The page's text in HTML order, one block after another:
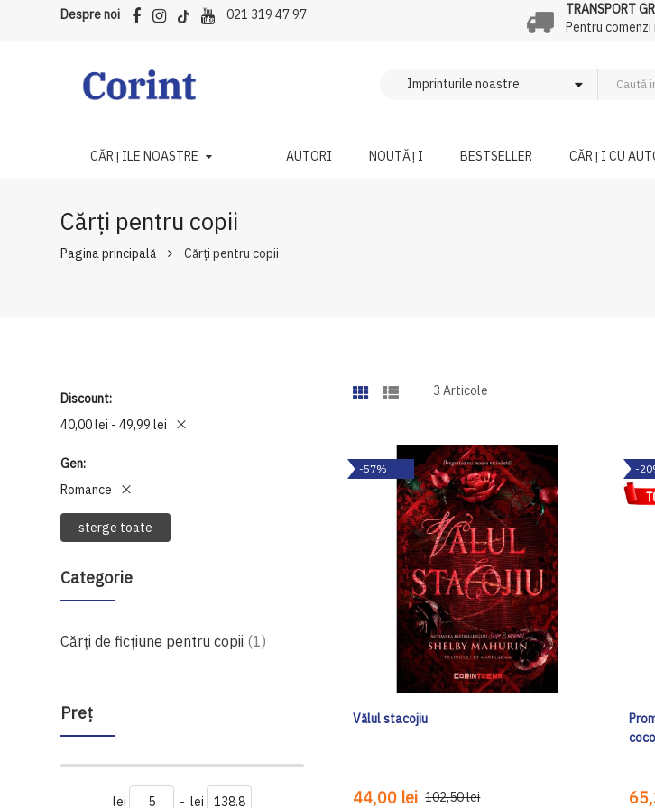
Despre noi 021 319 47 97
TRANSPORT
Pentru
CĂRȚILE NOASTRE AUTORI NOUTĂȚI BESTSELLER CĂRȚI CU
Cărți pentru copii
Pagina principală Cărți pentru copii
Discount
40,00 lei - 49,99 lei
Gen
Romance
sterge toate
Categorie
Cărți de ficțiune pentru copii 1produs
Preţ
lei - lei
3 Articole
-57%
Vălul stacojiu
44,00 lei 102,50 lei
-